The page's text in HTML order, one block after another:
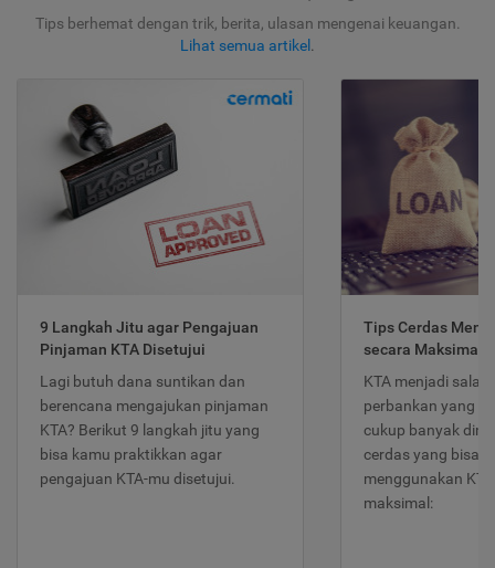
Tips berhemat dengan trik, berita, ulasan mengenai keuangan.
Lihat semua artikel .
9 Langkah Jitu agar Pengajuan
Pinjaman KTA Disetujui
Lagi butuh dana suntikan dan
berencana mengajukan pinjaman
KTA? Berikut 9 langkah jitu yang
bisa kamu praktikkan agar
pengajuan KTA-mu disetujui.
Tips Cerdas
secara Maksimal
KTA menjadi
perbankan yang
cukup banyak
cerdas yang bisa
menggunakan
maksimal: